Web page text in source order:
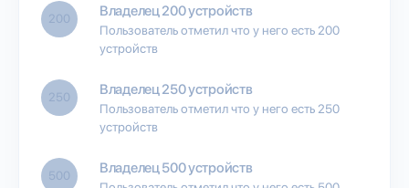
200 Владелец 200 устройств
Пользователь отметил что у него есть 200
устройств
250 Владелец 250 устройств
Пользователь отметил что у него есть 250
устройств
500 Владелец 500 устройств